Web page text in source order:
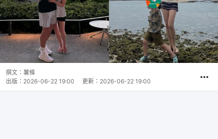
撰文： 薯條
出版： 2026-06-22 19:00 更新： 2026-06-22 19:00